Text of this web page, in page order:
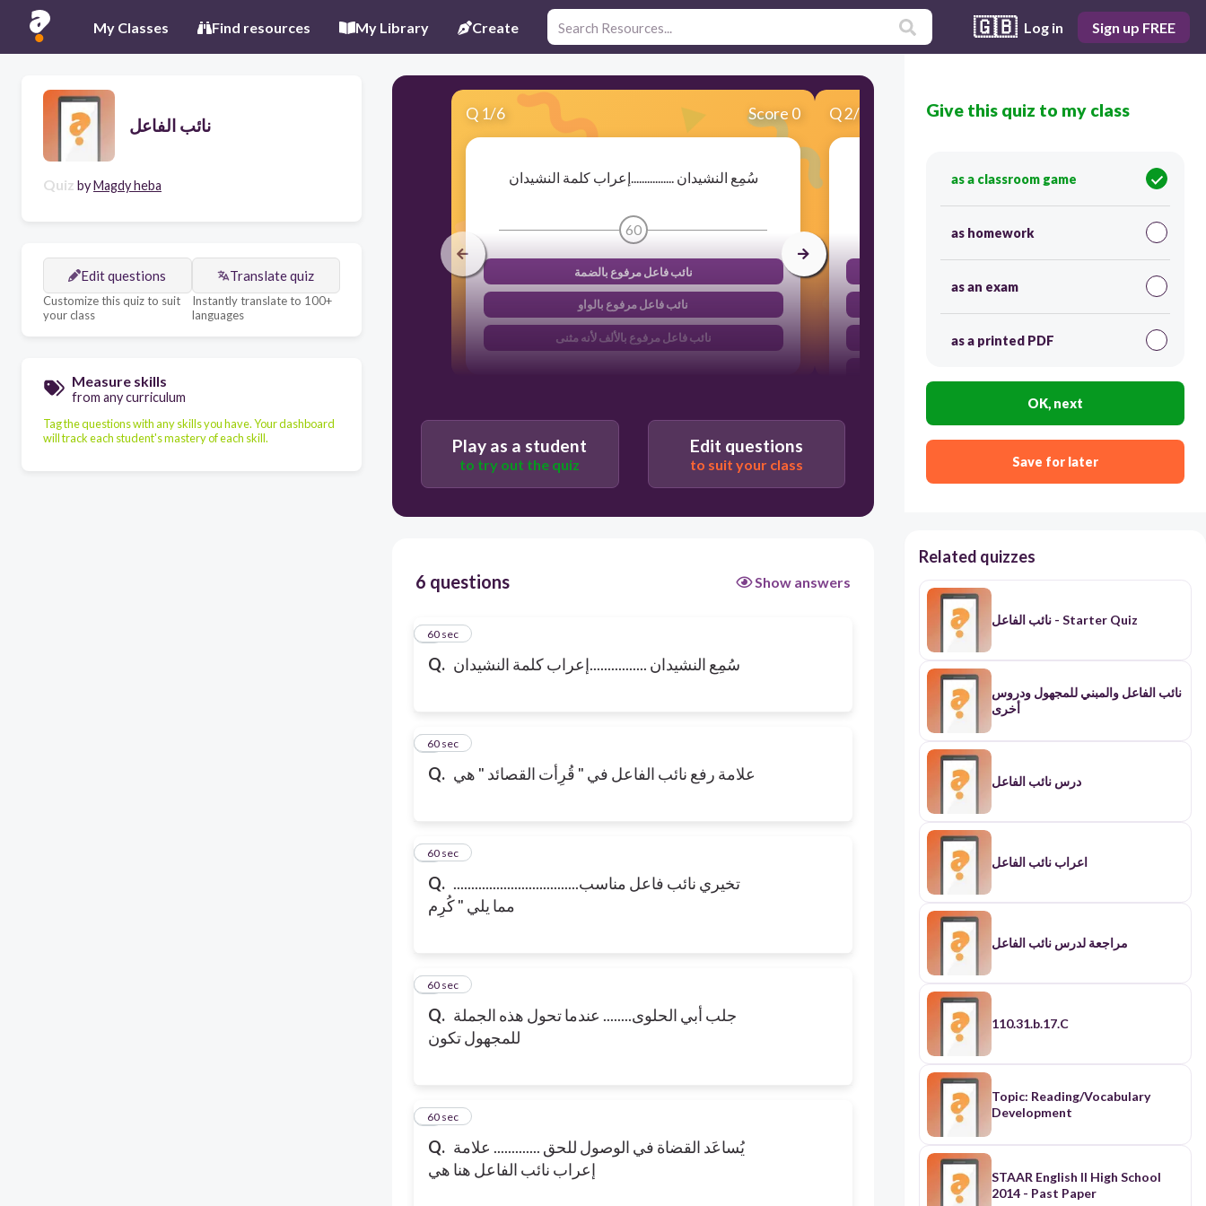
My Classes Find resources My Library Create 🇬🇧 Log in Sign up FREE
نائب الفاعل
Quiz byMagdy heba
Edit questions
Customize this quiz to suit
your class
Translate quiz
Instantly translate to 100+
languages
Measure skills
from any curriculum
Tag the questions with any skills you have. Your dashboard
will track each student's mastery of each skill.
Q 1/6 Score 0
سُمِع النشيدان ................إعراب كلمة النشيدان
60
نائب فاعل مرفوع بالضمة
نائب فاعل مرفوع بالواو
نائب فاعل مرفوع بالألف لأنه مثنى
Q2/6 Score 0
علامة رفع نائب الفاعل في " قُرِأت القصائد " هي
60
الواو
Play as a student
to try out the quiz
Edit questions
to suit your class
6 questions Show answers
Q. سُمِع النشيدان ................إعراب كلمة النشيدان
160 sec
Q. علامة رفع نائب الفاعل في " قُرِأت القصائد " هي
260 sec
Q. ...................................تخيري نائب فاعل مناسب
مما يلي " كُرِم
360 sec
Q. جلب أبي الحلوى........ عندما تحول هذه الجملة
للمجهول تكون
460 sec
Q. يُساعَد القضاة في الوصول للحق ............. علامة
إعراب نائب الفاعل هنا هي
560 sec
Give this quiz to my class
as a classroom game
as homework
as an exam
as a printed PDF
OK, next
Save for later
Related quizzes
نائب الفاعل - Starter Quiz
نائب الفاعل والمبني للمجهول ودروس
أخرى
درس نائب الفاعل
اعراب نائب الفاعل
مراجعة لدرس نائب الفاعل
110.31.b.17.C
Topic: Reading/Vocabulary
Development
STAAR English II High School
2014 - Past Paper